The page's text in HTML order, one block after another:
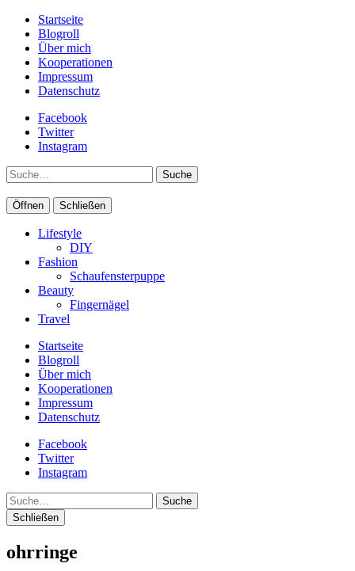
Startseite
Blogroll
Über mich
Kooperationen
Impressum
Datenschutz
Facebook
Twitter
Instagram
Suche
Öffnen Schließen
Lifestyle
DIY
Fashion
Schaufensterpuppe
Beauty
Fingernägel
Travel
Startseite
Blogroll
Über mich
Kooperationen
Impressum
Datenschutz
Facebook
Twitter
Instagram
Suche
Schließen
ohrringe